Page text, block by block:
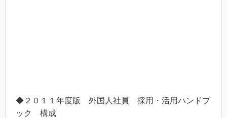
◆２０１１年度版 外国人社員 採用・活用ハンドブ
ック 構成